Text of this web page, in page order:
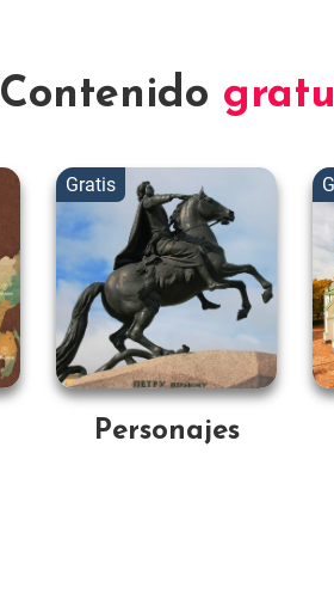
Contenido
Personajes